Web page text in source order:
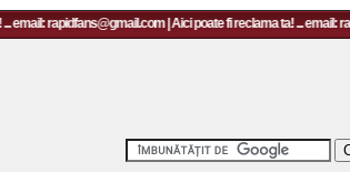
rapidfans@gmail.com | Aici poate fi reclama ta! ... email: